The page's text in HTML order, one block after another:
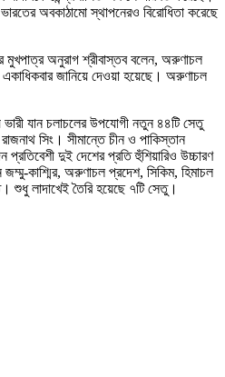
অবকাঠামো স্থাপনেরও বিরোধিতা করেছে
মুখপাত্র অনুরাগ শ্রীবাস্তব বলেন, অরুণাচল
জানিয়ে দেওয়া হয়েছে। অরুণাচল
যান চলাচলের উপযোগী নতুন ৪৪টি সেতু
সিং। সীমান্তে চীন ও পাকিস্তান
দুই দেশের প্রতি হুঁশিয়ারিও উচ্চারণ
কাশ্মির, অরুণাচল প্রদেশ, সিকিম, হিমাচল
শুধু লাদাখেই তৈরি হয়েছে ৭টি সেতু।